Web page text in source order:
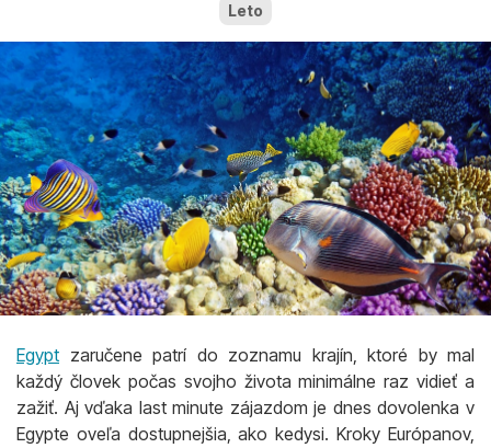
Leto
Egypt zaručene patrí do zoznamu krajín, ktoré by mal
každý človek počas svojho života minimálne raz vidieť a
zažiť. Aj vďaka last minute zájazdom je dnes dovolenka v
Egypte oveľa dostupnejšia, ako kedysi. Kroky Európanov,